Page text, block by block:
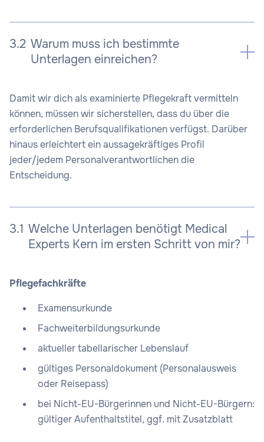
3.2 Warum muss ich bestimmte
Unterlagen einreichen?
Damit wir dich als examinierte Pflegekraft vermitteln
können, müssen wir sicherstellen, dass du über die
erforderlichen Berufsqualifikationen verfügst. Darüber
hinaus erleichtert ein aussagekräftiges Profil
jeder/jedem Personalverantwortlichen die
Entscheidung.
3.1 Welche Unterlagen benötigt Medical
Experts Kern im ersten Schritt von mir?
Pflegefachkräfte
Examensurkunde
Fachweiterbildungsurkunde
aktueller tabellarischer Lebenslauf
gültiges Personaldokument (Personalausweis
oder Reisepass)
bei Nicht-EU-Bürgerinnen und Nicht-EU-Bürgern:
gültiger Aufenthaltstitel, ggf. mit Zusatzblatt